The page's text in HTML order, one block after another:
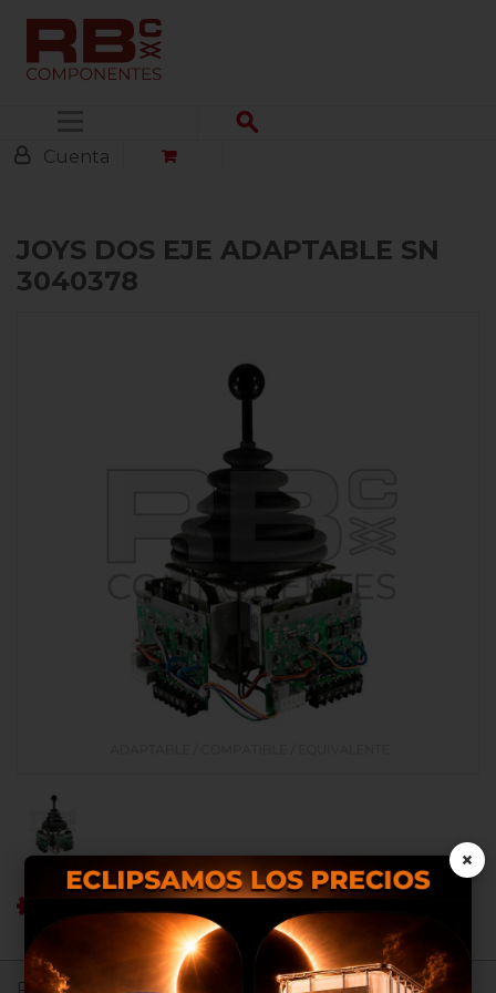
Cuenta
JOYS DOS EJE ADAPTABLE SN
3040378
Ref RB: RB100384
Registrate para ver precios.
Nosotros utilizamos cookies
×